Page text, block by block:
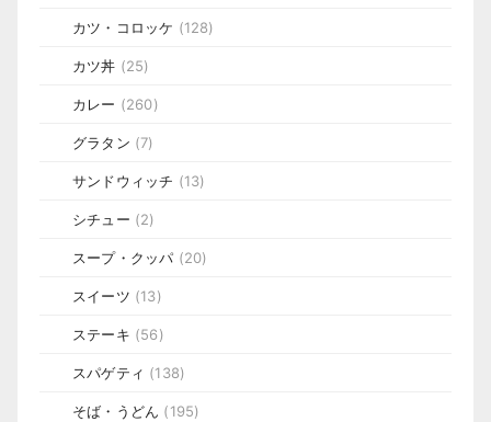
カツ・コロッケ (128)
カツ丼 (25)
カレー (260)
グラタン (7)
サンドウィッチ (13)
シチュー (2)
スープ・クッパ (20)
スイーツ (13)
ステーキ (56)
スパゲティ (138)
そば・うどん (195)